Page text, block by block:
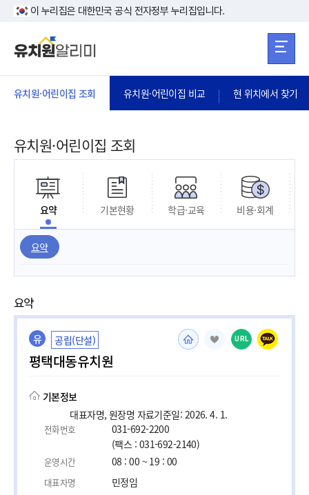
본문 바로가기
이 누리집은 대한민국 공식 전자정부 누리집입니다.
유치원·어린이집 조회 유치원·어린이집 비교 현 위치에서 찾기
유치원·어린이집 조회
요약 기본현황 학급·교육 비용·회계
요약
요약
유 공립(단설)
평택대동유치원
URL
기본정보
대표자명, 원장명 자료기준일: 2026. 4. 1.
전화번호
031-692-2200
(팩스 : 031-692-2140)
운영시간 08 : 00 ~ 19 : 00
대표자명 민정임